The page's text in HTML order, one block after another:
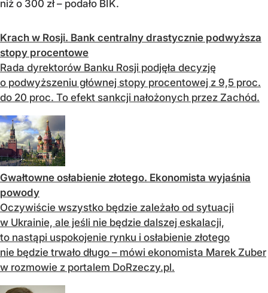
niż o 300 zł – podało BIK.
Krach w Rosji. Bank centralny drastycznie podwyższa
stopy procentowe
Rada dyrektorów Banku Rosji podjęła decyzję
o podwyższeniu głównej stopy procentowej z 9,5 proc.
do 20 proc. To efekt sankcji nałożonych przez Zachód.
Gwałtowne osłabienie złotego. Ekonomista wyjaśnia
powody
Oczywiście wszystko będzie zależało od sytuacji
w Ukrainie, ale jeśli nie będzie dalszej eskalacji,
to nastąpi uspokojenie rynku i osłabienie złotego
nie będzie trwało długo – mówi ekonomista Marek Zuber
w rozmowie z portalem DoRzeczy.pl.